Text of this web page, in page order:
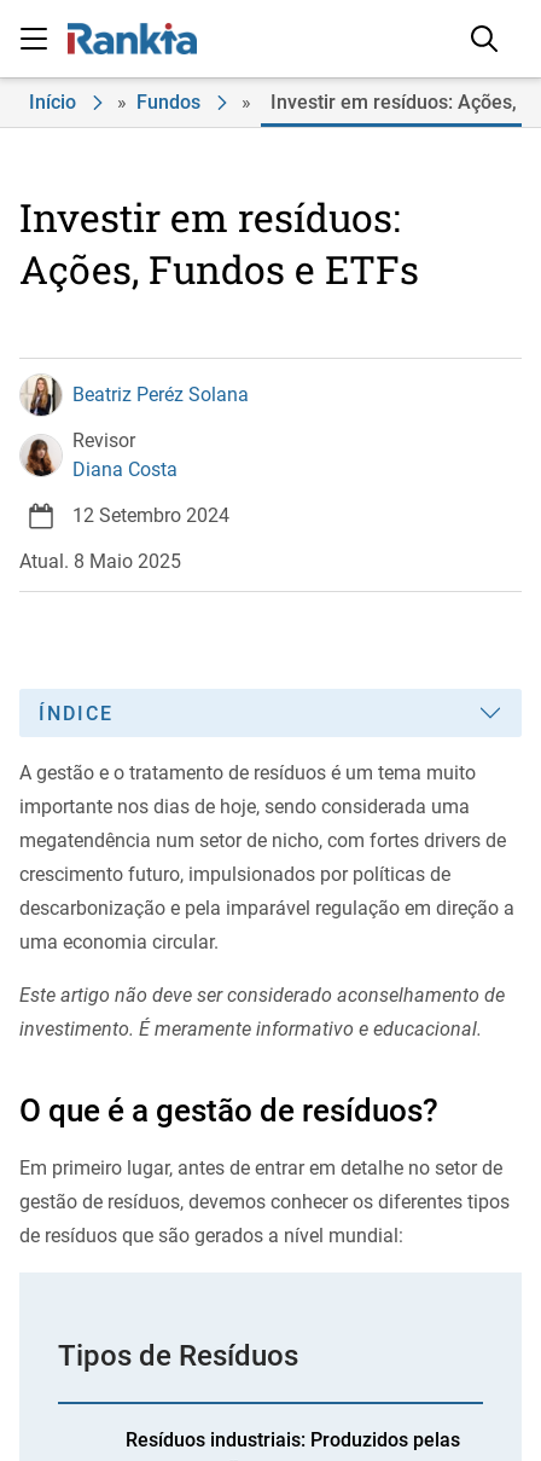
Início » Fundos » Investir em resíduos: Ações,
Investir em resíduos:
Ações, Fundos e ETFs
Beatriz Peréz Solana
Revisor
Diana Costa
12 Setembro 2024
Atual. 8 Maio 2025
ÍNDICE
A gestão e o tratamento de resíduos é um tema muito
importante nos dias de hoje, sendo considerada uma
megatendência num setor de nicho, com fortes drivers de
crescimento futuro, impulsionados por políticas de
descarbonização e pela imparável regulação em direção a
uma economia circular.
Este artigo não deve ser considerado aconselhamento de
investimento. É meramente informativo e educacional.
O que é a gestão de resíduos?
Em primeiro lugar, antes de entrar em detalhe no setor de
gestão de resíduos, devemos conhecer os diferentes tipos
de resíduos que são gerados a nível mundial:
Tipos de Resíduos
Resíduos industriais: Produzidos pelas